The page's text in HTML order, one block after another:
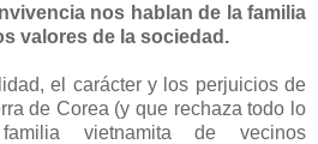
nos hablan de la familia
valores de la sociedad.
el carácter y los perjuicios de
de Corea (y que rechaza todo lo
vietnamita de vecinos